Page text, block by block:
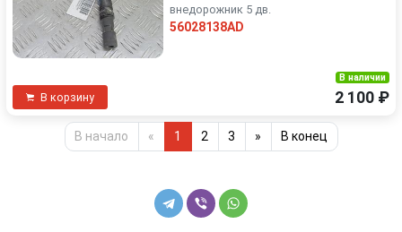
внедорожник 5 дв.
56028138AD
В корзину
В наличии
2 100 ₽
В начало « 1 2 3 » В конец